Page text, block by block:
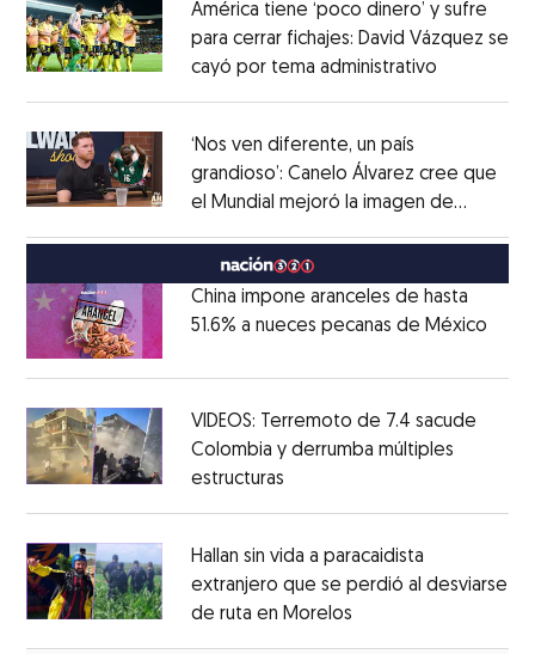
América tiene ‘poco dinero’ y sufre
para cerrar fichajes: David Vázquez se
cayó por tema administrativo
‘Nos ven diferente, un país
grandioso’: Canelo Álvarez cree que
el Mundial mejoró la imagen de
Opens in new window
China impone aranceles de hasta
51.6% a nueces pecanas de México
VIDEOS: Terremoto de 7.4 sacude
Colombia y derrumba múltiples
estructuras
Hallan sin vida a paracaidista
extranjero que se perdió al desviarse
de ruta en Morelos